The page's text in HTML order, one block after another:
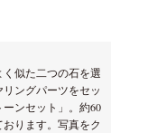
似た二つの石を選
ングパーツをセッ
ンセット」。約60
ります。写真をク